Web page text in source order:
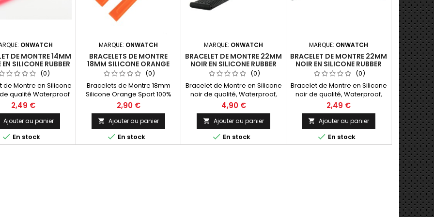
ONWATCH
DE MONTRE 14MM
SILICONE RUBBER
(0)
de Montre en Silicone
qualité Waterproof
Touché Gomme,
résistance aux UV,
de mer, aux
détergents.
2,49 €
Ajouter au panier
 En stock
MARQUE: ONWATCH
BRACELETS DE MONTRE
18MM SILICONE ORANGE
SPORT
(0)
Bracelets de Montre 18mm
Silicone Orange Sport 100%
Waterproof. Stucture de
surface originale double jonc
Made In Spain
2,90 €
 Ajouter au panier
 En stock
MARQUE: ONWATCH
BRACELET DE MONTRE 22MM
NOIR EN SILICONE RUBBER
SPORT WATERPROOF
(0)
Bracelet de Montre en Silicone
noir de qualité, Waterproof,
Largeur 22mm. Touché
Gomme, très bonne
résistance aux UV, à l'eau de
mer, aux détergents.
Ajustable à la taille du poignet.
4,90 €
 Ajouter au panier
 En stock
MARQUE: ONWATCH
BRACELET DE MONTRE 22MM
NOIR EN SILICONE RUBBER
(0)
Bracelet de Montre en Silicone
noir de qualité, Waterproof,
Largeur 22mm. Touché
Gomme, très bonne
résistance aux UV, à l'eau de
mer, aux détergents.
2,49 €
 Ajouter au panier
 En stock
18MM
Bracelets
Silicone
surface

